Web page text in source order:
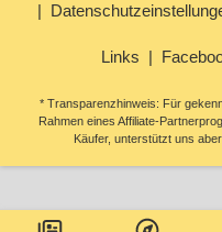
Links
* Transparenzhinweis: Für
Rahmen eines Affiliate-
Käufer, unterstützt uns